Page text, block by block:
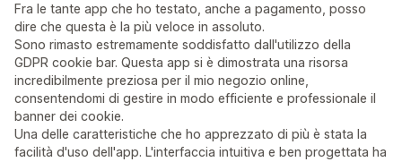
Fra le tante app che ho testato, anche a pagamento, posso
dire che questa è la più veloce in assoluto.
Sono rimasto estremamente soddisfatto dall'utilizzo della
GDPR cookie bar. Questa app si è dimostrata una risorsa
incredibilmente preziosa per il mio negozio online,
consentendomi di gestire in modo efficiente e professionale il
banner dei cookie.
Una delle caratteristiche che ho apprezzato di più è stata la
facilità d'uso dell'app. L'interfaccia intuitiva e ben progettata ha